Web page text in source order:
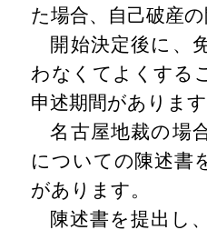
た場合、自己破産
開始決定後に、
わなくてよくする
申述期間があります
名古屋地裁の場
についての陳述書
があります。
陳述書を提出し